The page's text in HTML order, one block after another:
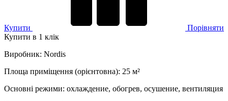
Купити
Порівняти
Купити в 1 клік
Виробник: Nordis
Площа приміщення (орієнтовна): 25 м²
Основні режими: охлаждение, обогрев, осушение, вентиляция